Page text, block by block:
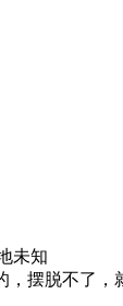
未知
，摆脱不了，